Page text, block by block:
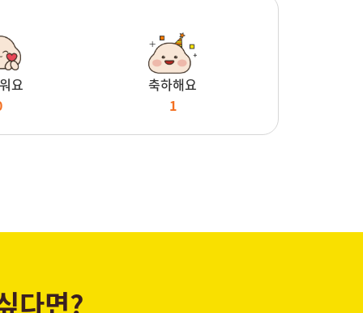
요
축하해요
1
다면?